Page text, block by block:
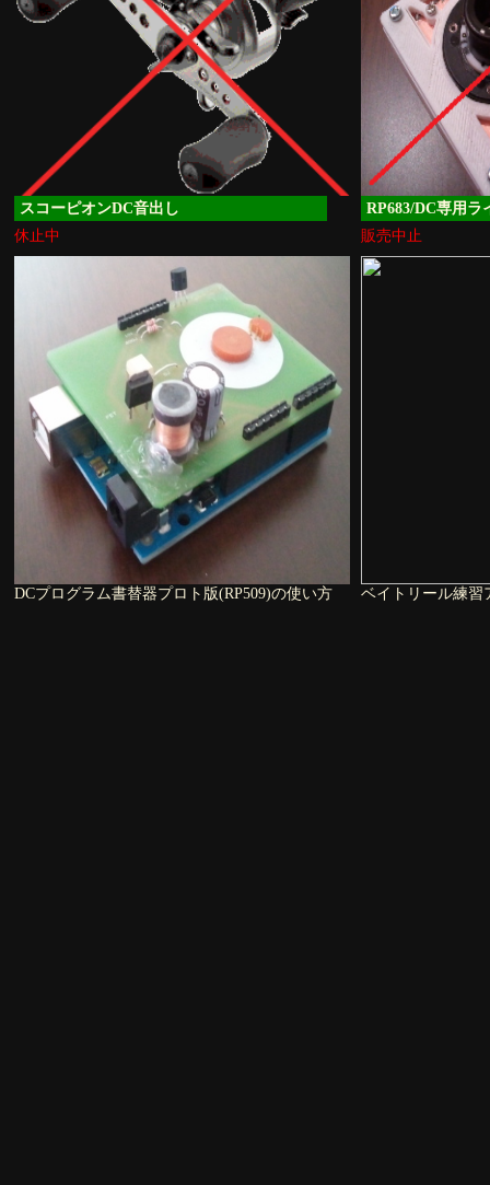
スコーピオンDC音出し
休止中
RP683/DC専用ラ
販売中止
DCプログラム書替器プロト版(RP509)の使い方 ベイトリール練習